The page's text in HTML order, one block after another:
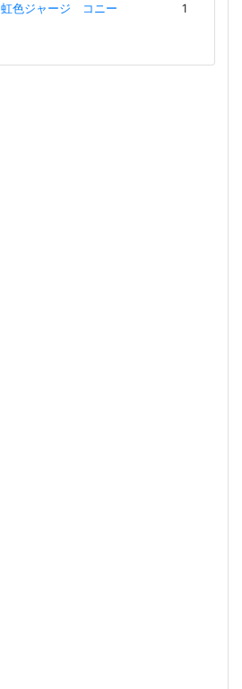
虹色ジャージ コニー 1